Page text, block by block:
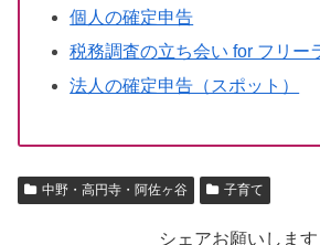
個人の確定申告
税務調査の立ち会い for フリー
法人の確定申告（スポット）
中野・高円寺・阿佐ヶ谷 子育て
シェアお願いします